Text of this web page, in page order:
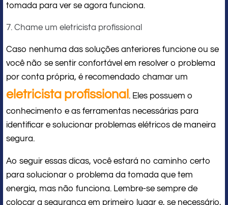
tomada para ver se agora funciona.
7. Chame um eletricista profissional
Caso nenhuma das soluções anteriores funcione ou se
você não se sentir confortável em resolver o problema
por conta própria, é recomendado chamar um
eletricista profissional . Eles possuem o
conhecimento e as ferramentas necessárias para
identificar e solucionar problemas elétricos de maneira
segura.
Ao seguir essas dicas, você estará no caminho certo
para solucionar o problema da tomada que tem
energia, mas não funciona. Lembre-se sempre de
colocar a segurança em primeiro lugar e, se necessário,